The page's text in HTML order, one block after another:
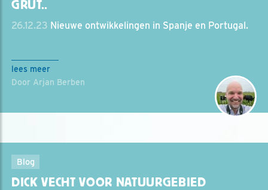
GRUT..
26.12.23 Nieuwe ontwikkelingen in Spanje en Portugal.
lees meer
Door Arjan Berben
Blog
DICK VECHT VOOR NATUURGEBIED